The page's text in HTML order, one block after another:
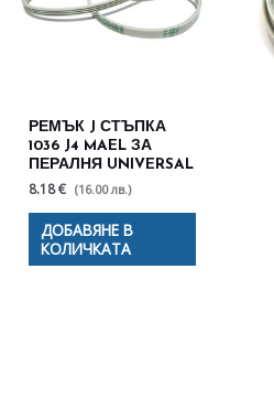
РЕМЪК J СТЪПКА
1036 J4 MAEL ЗА
ПЕРАЛНЯ UNIVERSAL
8.18 € (16.00 лв.)
ДОБАВЯНЕ В
КОЛИЧКАТА